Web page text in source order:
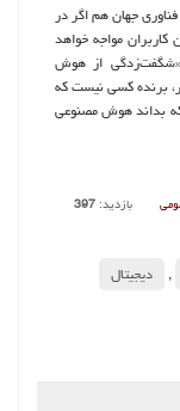
جهان هم اگر در
مواجه خواهد
«شگفت‌زدگی از هوش
برنده کسی نیست که
بداند هوش مصنوعی
بازدید: 397
,
دیجیتال